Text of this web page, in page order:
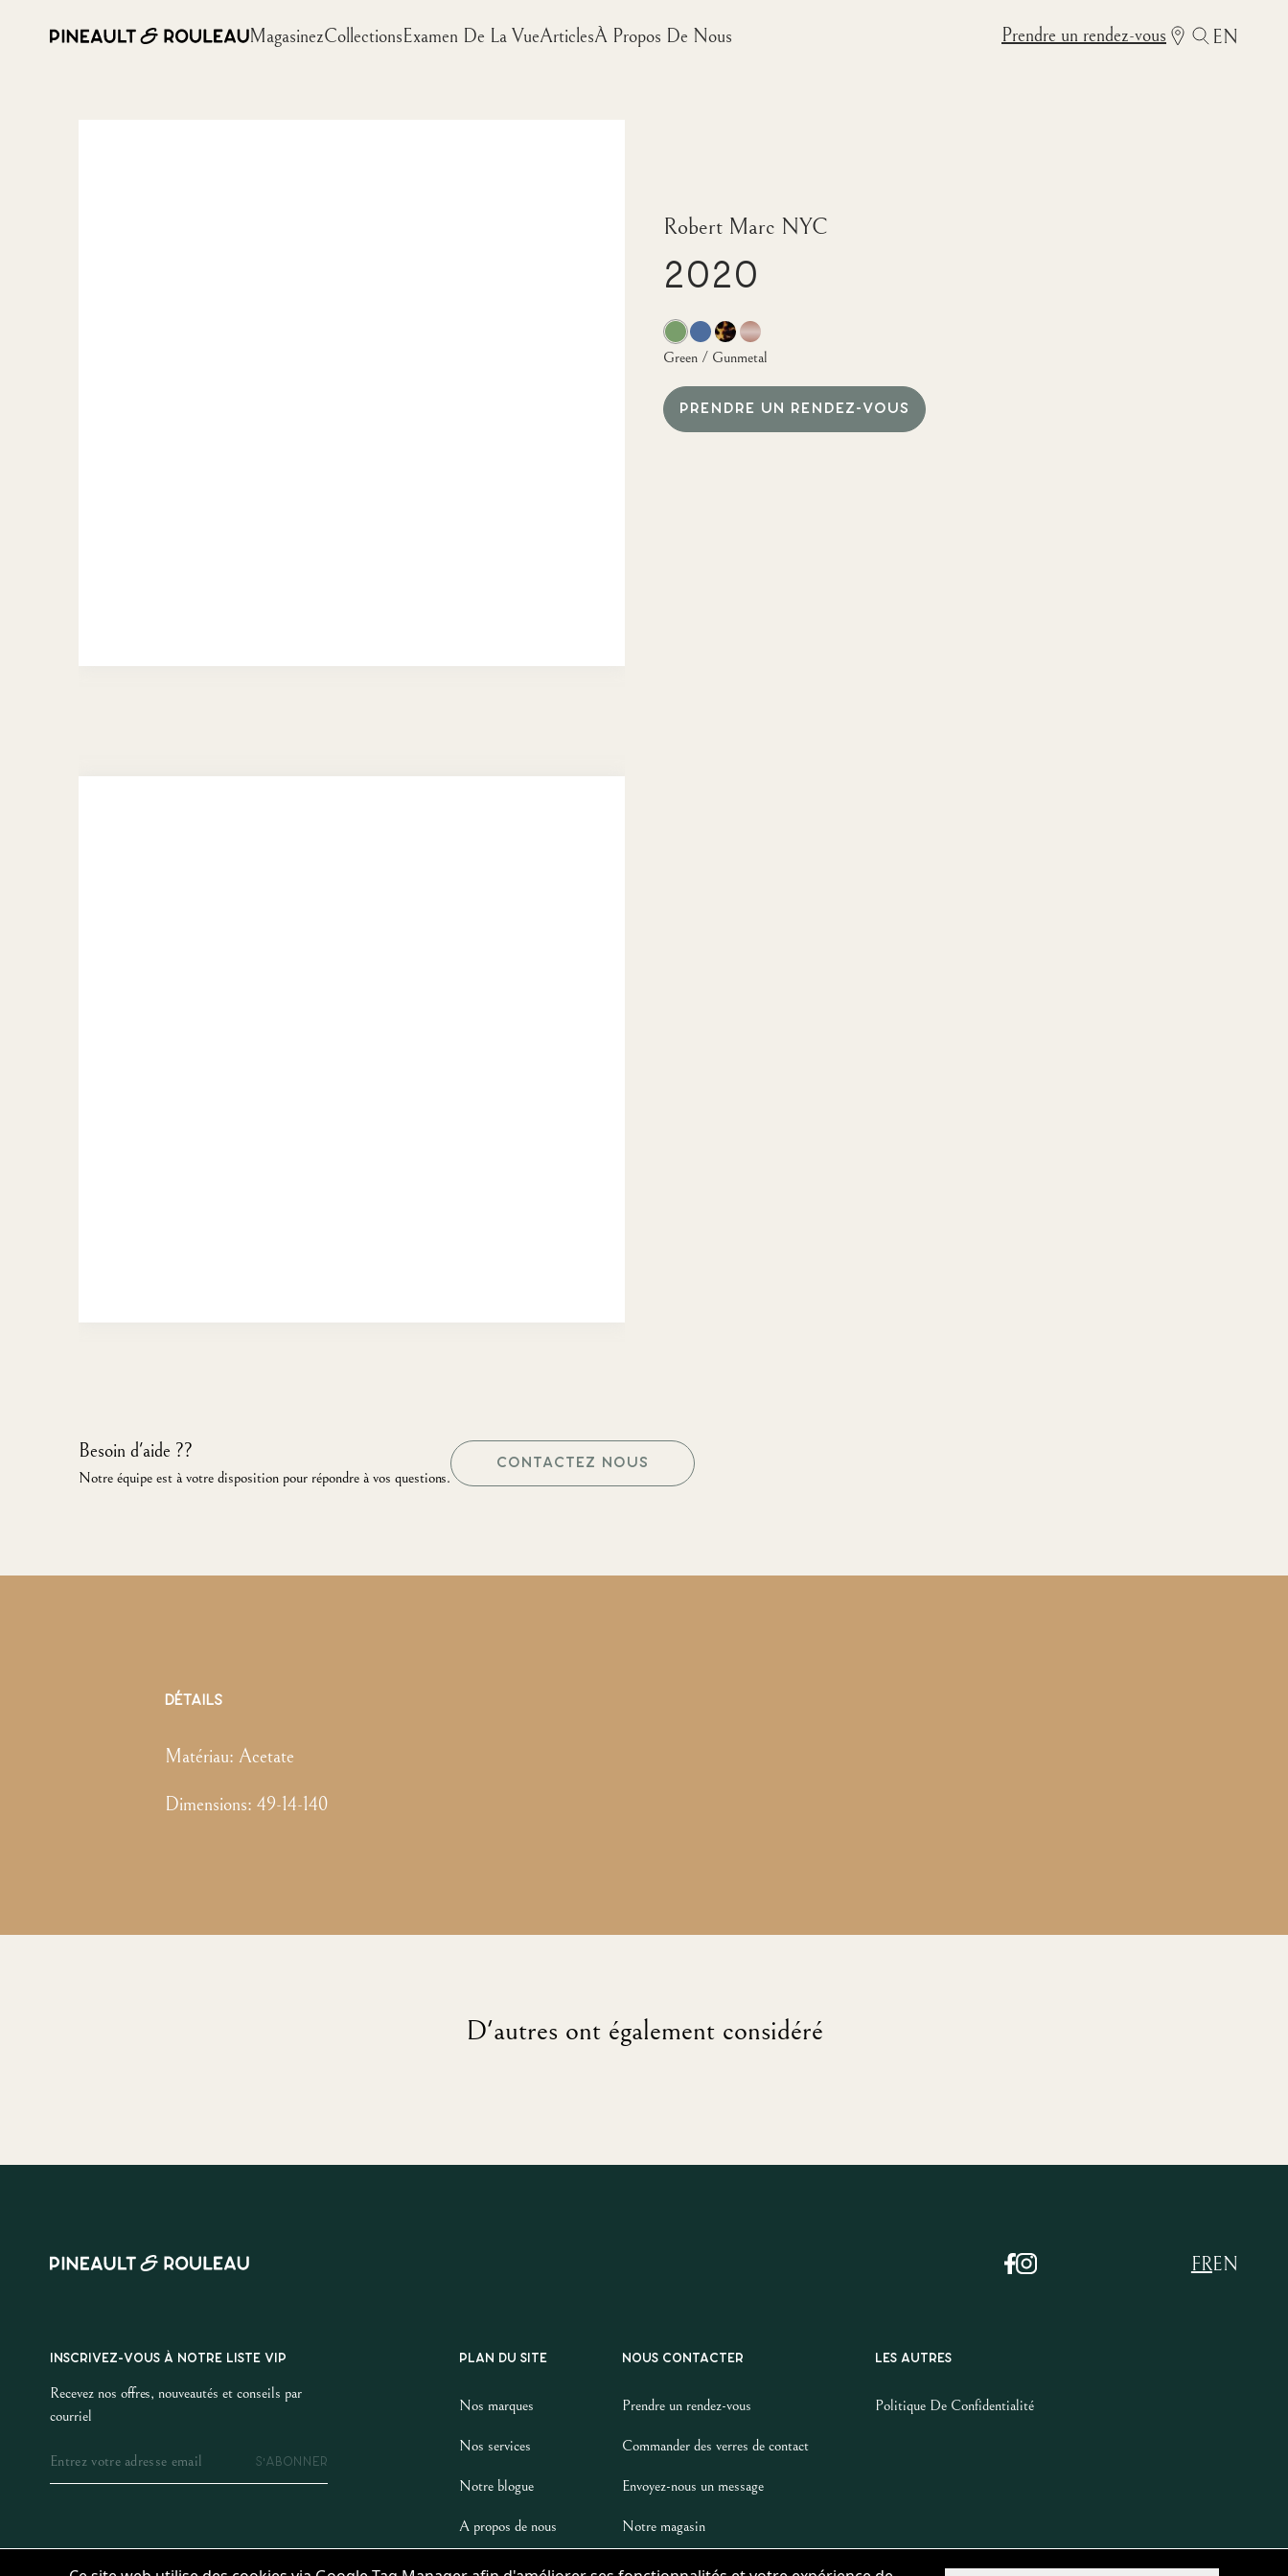
MagasinezCollectionsExamen De La VueArticlesÀ Propos De Nous Prendre un rendez-vous EN
Robert Marc NYC
2020
Green / Gunmetal
PRENDRE UN RENDEZ-VOUS
Besoin d'aide ??
Notre équipe est à votre disposition pour répondre à vos questions.
CONTACTEZ NOUS
DÉTAILS
Matériau: Acetate
Dimensions: 49-14-140
D'autres ont également considéré
EN
FR
INSCRIVEZ-VOUS À NOTRE LISTE VIP
Recevez nos offres, nouveautés et conseils par
courriel
S'ABONNER
PLAN DU SITE
Nos marques
Nos services
Notre blogue
A propos de nous
NOUS CONTACTER
Prendre un rendez-vous
Commander des verres de contact
Envoyez-nous un message
Notre magasin
LES AUTRES
Politique De Confidentialité